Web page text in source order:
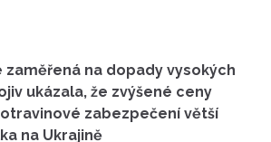
na dopady vysokých
ukázala, že zvýšené ceny
zabezpečení větší
na Ukrajině